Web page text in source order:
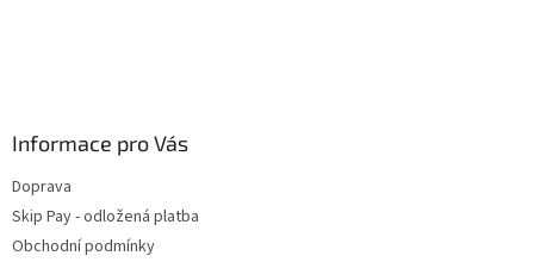
Informace pro Vás
Doprava
Skip Pay - odložená platba
Obchodní podmínky